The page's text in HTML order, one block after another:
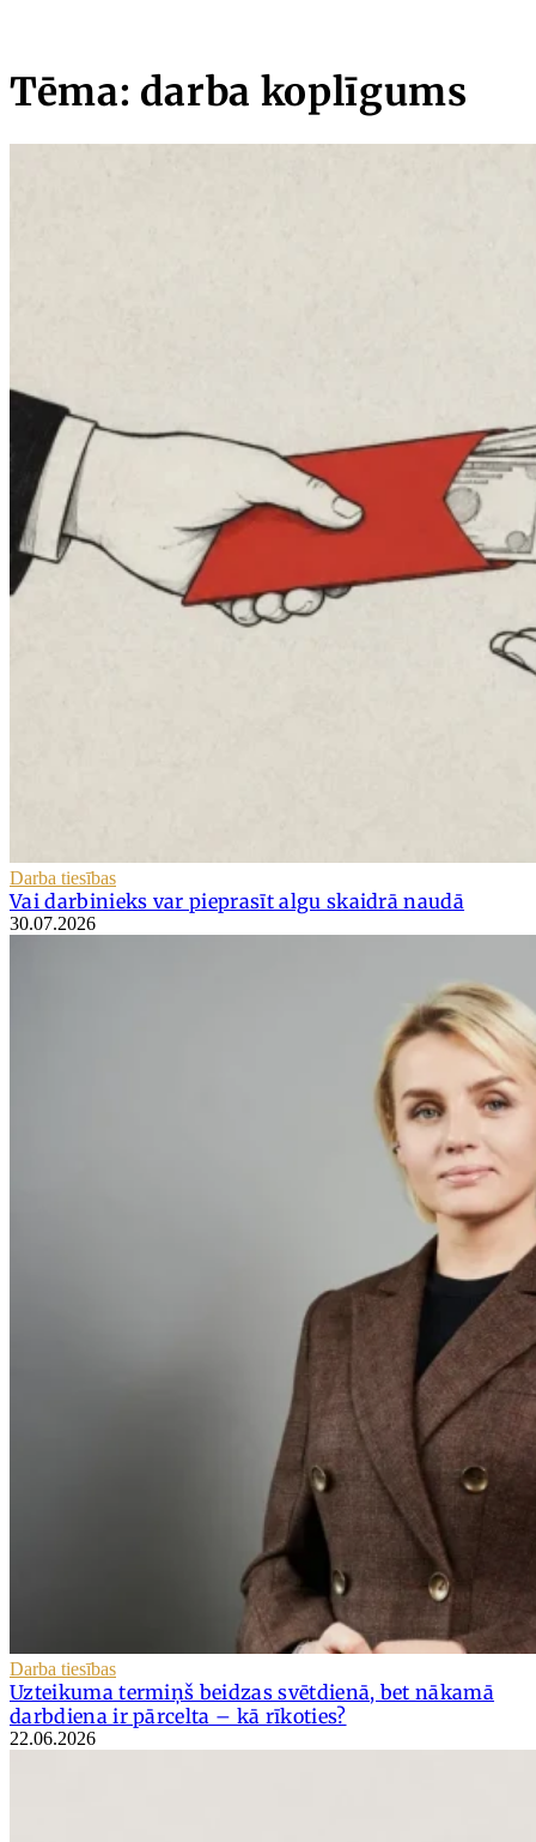
Tēma: darba koplīgums
Darba tiesības
Vai darbinieks var pieprasīt algu skaidrā naudā
30.07.2026
Darba tiesības
Uzteikuma termiņš beidzas svētdienā, bet nākamā
darbdiena ir pārcelta – kā rīkoties?
22.06.2026